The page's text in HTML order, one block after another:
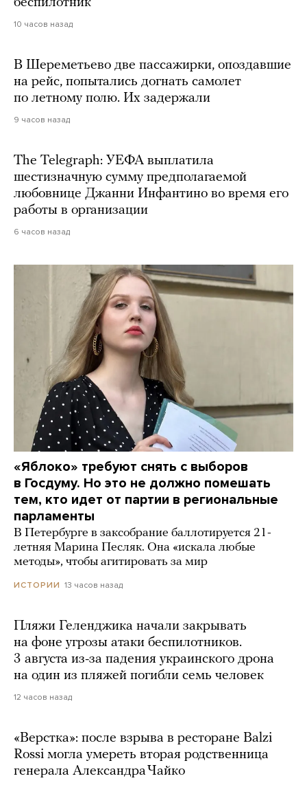
беспилотник
10 часов назад
В Шереметьево две пассажирки, опоздавшие
на рейс, попытались догнать самолет
по летному полю. Их задержали
9 часов назад
The Telegraph: УЕФА выплатила
шестизначную сумму предполагаемой
любовнице Джанни Инфантино во время его
работы в организации
6 часов назад
«Яблоко» требуют снять с выборов
в Госдуму. Но это не должно помешать
тем, кто идет от партии в региональные
парламенты
В Петербурге в заксобрание баллотируется 21-
летняя Марина Песляк. Она «искала любые
методы», чтобы агитировать за мир
ИСТОРИИ 13 часов назад
Пляжи Геленджика начали закрывать
на фоне угрозы атаки беспилотников.
3 августа из-за падения украинского дрона
на один из пляжей погибли семь человек
12 часов назад
«Верстка»: после взрыва в ресторане Balzi
Rossi могла умереть вторая родственница
генерала Александра Чайко